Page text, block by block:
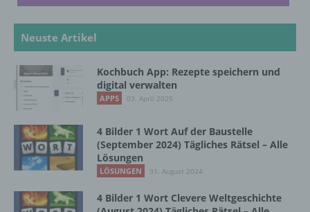
Neuste Artikel
Kochbuch App: Rezepte speichern und
digital verwalten
APPS 03. April 2025
4 Bilder 1 Wort Auf der Baustelle
(September 2024) Tägliches Rätsel – Alle
Lösungen
LÖSUNGEN 31. August 2024
4 Bilder 1 Wort Clevere Weltgeschichte
c) Verarbeitung
Verarbeitung ist jeder mit oder ohne Hilfe
automatisierter Verfahren ausgeführte
Vorgang oder jede solche Vorgangsreihe im
Daten wie das Erheben, das Erfassen, die
Organisation, das Ordnen, die Speicherung,
die Anpassung oder Veränderung, das
Auslesen, das Abfragen, die Verwendung,
die Offenlegung durch Übermittlung,
Verbreitung oder eine andere Form der
Bereitstellung, den Abgleich oder die